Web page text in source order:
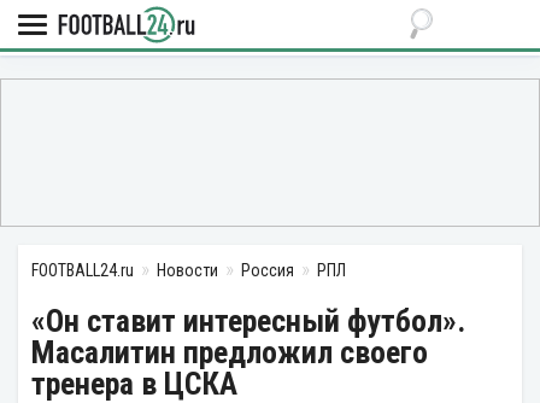
FOOTBALL24.ru Новости Россия РПЛ
«Он ставит интересный футбол».
Масалитин предложил своего
тренера в ЦСКА